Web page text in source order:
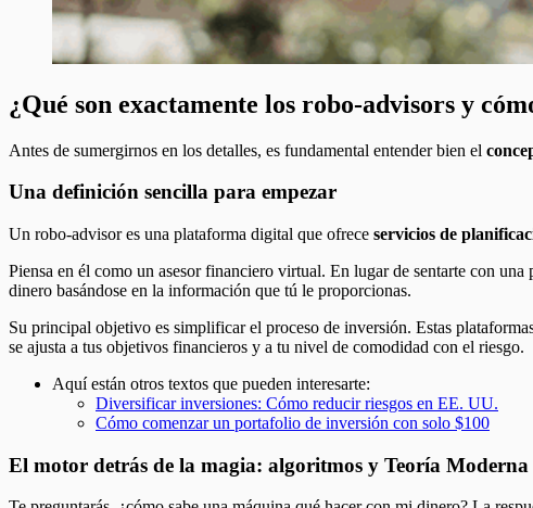
¿Qué son exactamente los robo-advisors y
Antes de sumergirnos en los detalles, es fundamental entender bien el
Una definición sencilla para empezar
Un robo-advisor es una plataforma digital que ofrece servicios de
Piensa en él como un asesor financiero virtual. En lugar de sentarte con
dinero basándose en la información que tú le proporcionas.
Su principal objetivo es simplificar el proceso de inversión. Estas
se ajusta a tus objetivos financieros y a tu nivel de comodidad con el riesgo.
Aquí están otros textos que pueden interesarte:
Diversificar inversiones: Cómo reducir riesgos en EE. UU.
Cómo comenzar un portafolio de inversión con solo $100
El motor detrás de la magia: algoritmos y Teoría Moderna